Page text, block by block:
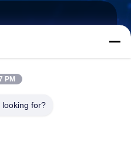
PM
looking for?